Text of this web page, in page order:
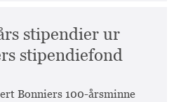
stipendier ur
stipendiefond
Bonniers 100-årsminne